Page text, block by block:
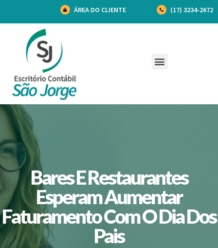
ÁREA DO CLIENTE (17) 3234-2672
Bares E Restaurantes
Esperam Aumentar
Faturamento Com O Dia Dos
Pais